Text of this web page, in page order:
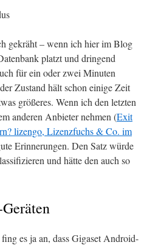
gekräht – wenn ich hier im Blog
platzt und dringend
für ein oder zwei Minuten
Zustand hält schon einige Zeit
größeres. Wenn ich den letzten
anderen Anbieter nehmen (Exit
lizengo, Lizenzfuchs & Co. im
Erinnerungen. Den Satz würde
und hätte den auch so
es ja an, dass Gigaset Android-